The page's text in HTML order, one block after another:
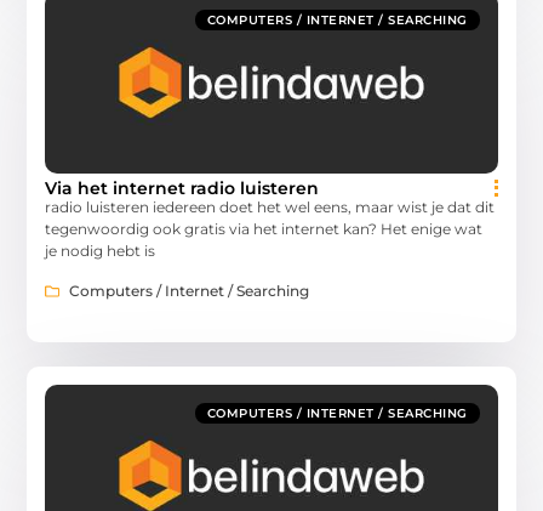
COMPUTERS / INTERNET / SEARCHING
Via het internet radio luisteren
radio luisteren iedereen doet het wel eens, maar wist je dat dit
tegenwoordig ook gratis via het internet kan? Het enige wat
je nodig hebt is
Computers / Internet / Searching
COMPUTERS / INTERNET / SEARCHING